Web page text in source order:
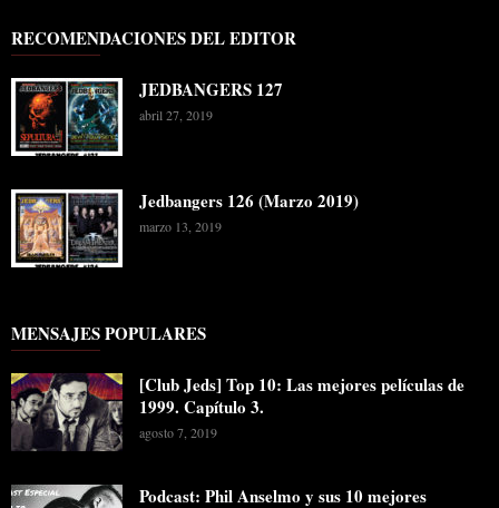
RECOMENDACIONES DEL EDITOR
JEDBANGERS 127
abril 27, 2019
Jedbangers 126 (Marzo 2019)
marzo 13, 2019
MENSAJES POPULARES
[Club Jeds] Top 10: Las mejores películas de
1999. Capítulo 3.
agosto 7, 2019
Podcast: Phil Anselmo y sus 10 mejores